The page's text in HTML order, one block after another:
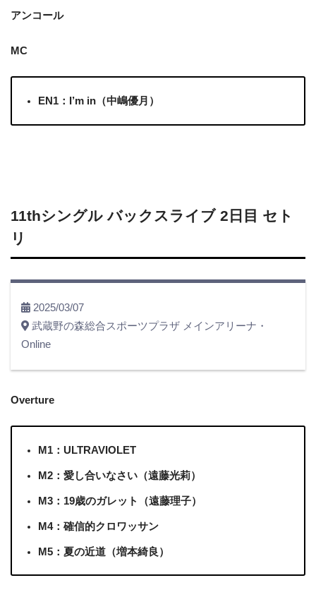
アンコール
MC
EN1：I’m in（中嶋優月）
11thシングル バックスライブ 2日目 セト
リ
2025/03/07
武蔵野の森総合スポーツプラザ メインアリーナ・
Online
Overture
M1：ULTRAVIOLET
M2：愛し合いなさい（遠藤光莉）
M3：19歳のガレット（遠藤理子）
M4：確信的クロワッサン
M5：夏の近道（増本綺良）